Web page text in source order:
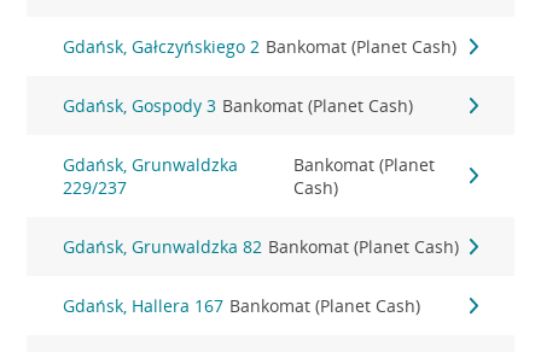
Gdańsk, Gałczyńskiego 2 Bankomat (Planet Cash)
Gdańsk, Gospody 3 Bankomat (Planet Cash)
Gdańsk, Grunwaldzka
229/237
Bankomat (Planet
Cash)
Gdańsk, Grunwaldzka 82 Bankomat (Planet Cash)
Gdańsk, Hallera 167 Bankomat (Planet Cash)